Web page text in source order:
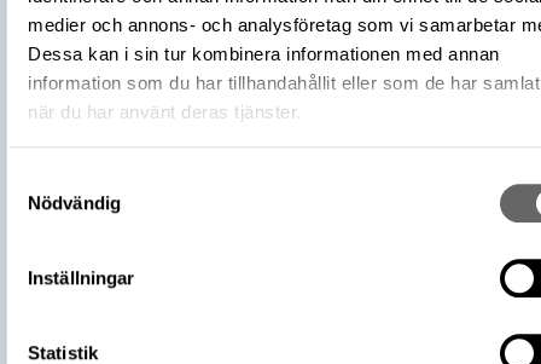
medier och annons- och analysföretag som vi samarbetar
Dessa kan i sin tur kombinera informationen med annan
information som du har tillhandahållit eller som de har
när du har använt deras tjänster.
Nödvändig
Inställningar
Statistik
Tidsperiod
Tidig medeltid
Föremålsnummer
858358_HST
Andra nummer
Undernummer: 43
Förvärvsnummer
10232
Plats: Hemse kyrka, Socken: Hemse